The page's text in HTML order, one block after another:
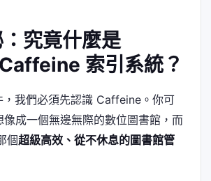
究竟什麼是
索引系統？
，我們必須先認識 Caffeine。你可
成一個無邊無際的數位圖書館，而
個超級高效、從不休息的圖書館管